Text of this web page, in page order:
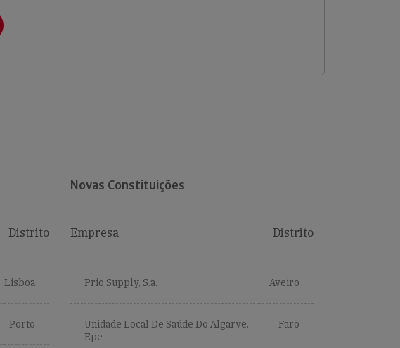
Distrito
Lisboa
Porto
Novas Constituições
Empresa Distrito
Prio Supply, S.a. Aveiro
Unidade Local De Saúde Do Algarve,
Epe
Faro